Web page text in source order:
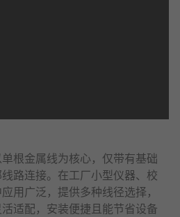
根金属线为核心，仅带有基础
路连接。在工厂小型仪器、校
用广泛，提供多种线径选择，
适配，安装便捷且能节省设备